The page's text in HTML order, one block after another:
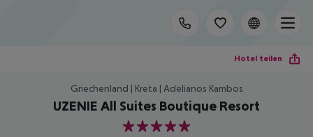
Hotel teilen
Griechenland | Kreta | Adelianos Kambos
UZENIE All Suites Boutique Resort
5